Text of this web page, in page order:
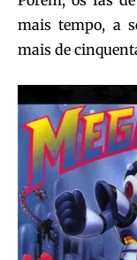
mais tempo, a
mais de